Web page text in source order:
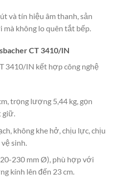
và tín hiệu âm thanh, sản
không lo quên tắt bếp.
CT 3410/IN
3410/IN kết hợp công nghệ
trọng lượng 5,44 kg, gọn
giữ.
không khe hở, chịu lực, chịu
sinh.
230 mm Ø), phù hợp với
kính lên đến 23 cm.